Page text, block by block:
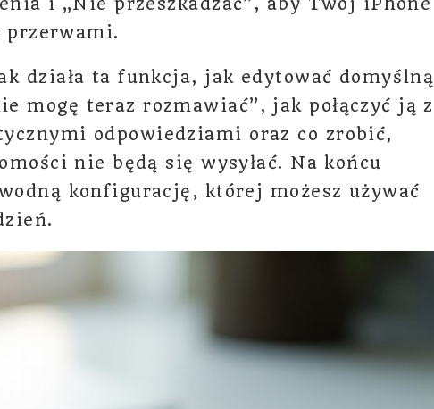
działa ta funkcja, jak edytować domyślną
mogę teraz rozmawiać”, jak połączyć ją z
odpowiedziami oraz co zrobić,
nie będą się wysyłać. Na końcu
konfigurację, której możesz używać